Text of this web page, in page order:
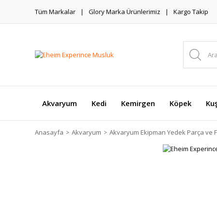
Tüm Markalar Glory Marka Ürünlerimiz Kargo Takip
Akvaryum Kedi Kemirgen Köpek
Anasayfa Akvaryum Akvaryum Ekipman Yedek Parça ve